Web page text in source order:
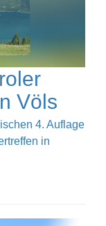
Völs
4. Auflage
in